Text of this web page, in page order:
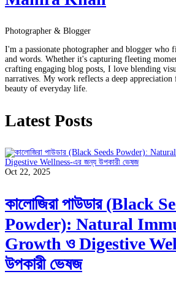
Photographer & Blogger
I'm a passionate photographer and blogger who
and words. Whether it's capturing fleeting
crafting engaging blog posts, I love blending
narratives. My work reflects a deep
beauty of everyday life.
Latest Posts
Oct 22, 2025
কালোজিরা পাউডার (Black
Powder): Natural
Growth ও Digestive
উপকারী ভেষজ